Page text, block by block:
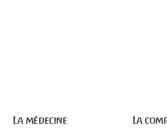
La médecine
La